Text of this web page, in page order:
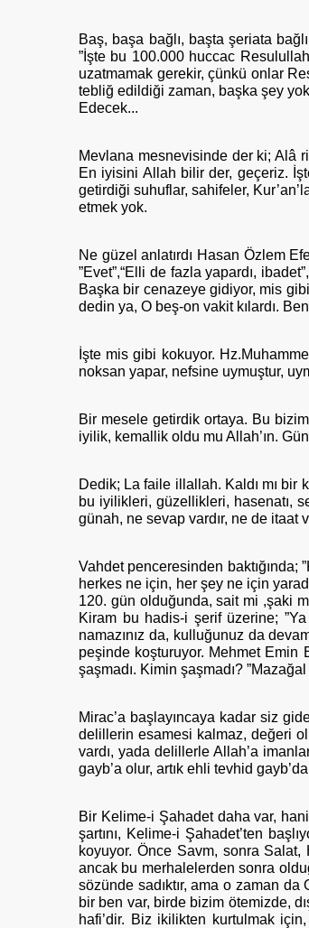
Baş, başa bağlı, başta şeriata
”İşte bu 100.000 huccac
uzatmamak gerekir, çünkü onlar
tebliğ edildiği zaman, başka şey
Edecek...
Mevlana mesnevisinde der ki; Alâ
En iyisini Allah bilir der, geçeriz.
getirdiği suhuflar, sahifeler,
etmek yok.
Ne güzel anlatırdı Hasan Özlem
”Evet”,“Elli de fazla yapardı,
Başka bir cenazeye gidiyor, mis
dedin ya, O beş-on vakit kılardı.
İşte mis gibi kokuyor.
noksan yapar, nefsine uymuştur,
Bir mesele getirdik ortaya. Bu
iyilik, kemallik oldu mu Allah’ın.
Dedik; La faile illallah. Kaldı mı bir
bu iyilikleri, güzellikleri, hasenatı,
günah, ne sevap vardır, ne de itaat
Vahdet penceresinden baktığında;
herkes ne için, her şey ne için
120. gün olduğunda, sait mi ,şaki
Kiram bu hadis-i şerif üzerine;
namazınız da, kulluğunuz da
peşinde koşturuyor. Mehmet
şaşmadı. Kimin şaşmadı?
Mirac’a başlayıncaya kadar siz
delillerin esamesi kalmaz, değeri
vardı, yada delillerle Allah’a
gayb’a olur, artık ehli tevhid
Bir Kelime-i Şahadet daha var,
şartını, Kelime-i Şahadet’ten
koyuyor. Önce Savm, sonra
ancak bu merhalelerden sonra
sözünde sadıktır, ama o zaman
bir ben var, birde bizim ötemizde,
hafi’dir. Biz ikilikten kurtulmak